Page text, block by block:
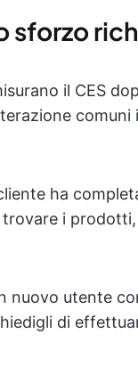
sforzo
il CES
ha
i
nuovo utente
di